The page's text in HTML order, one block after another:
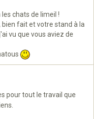
chats de limeil !
fait et votre stand à la
vu que vous aviez de
pour tout le travail que